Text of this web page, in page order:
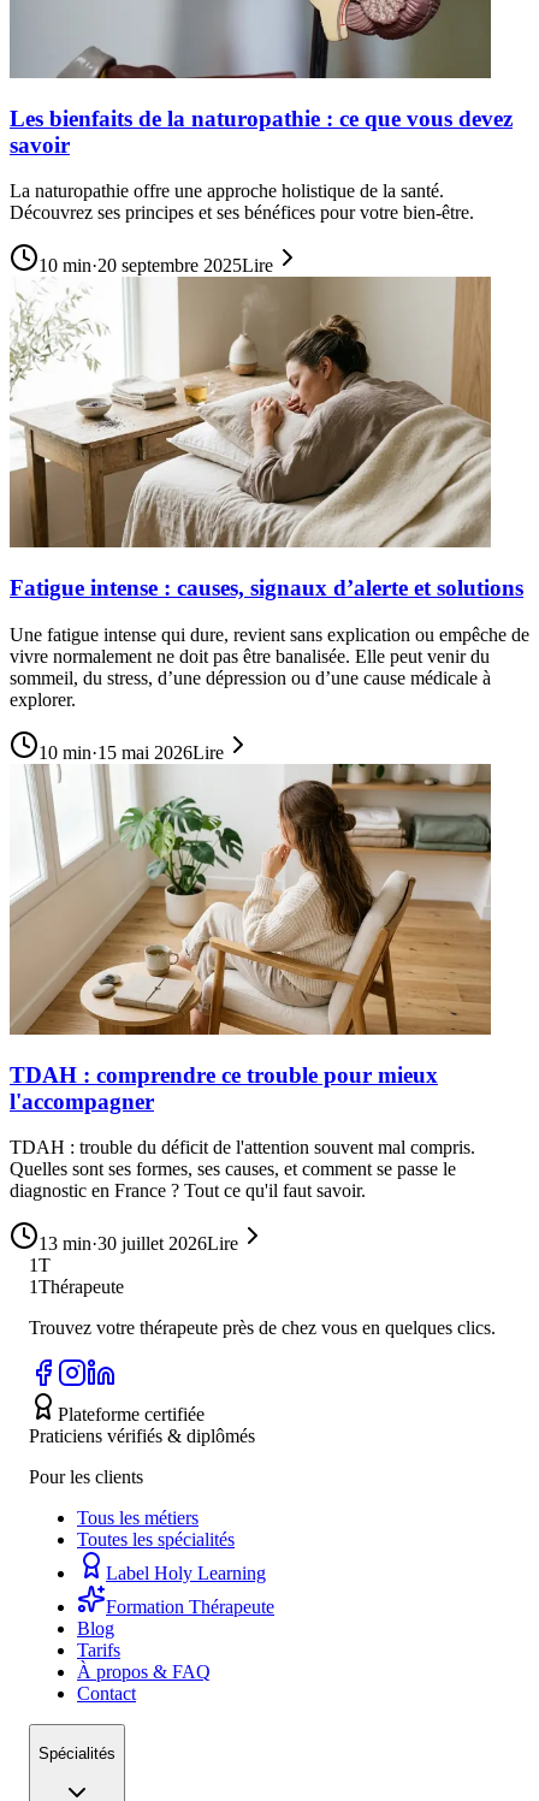
Les bienfaits de la naturopathie : ce que vous devez
savoir
La naturopathie offre une approche holistique de la santé.
Découvrez ses principes et ses bénéfices pour votre bien-être.
10 min·20 septembre 2025Lire
Fatigue intense : causes, signaux d’alerte et solutions
Une fatigue intense qui dure, revient sans explication ou empêche de
vivre normalement ne doit pas être banalisée. Elle peut venir du
sommeil, du stress, d’une dépression ou d’une cause médicale à
explorer.
10 min·15 mai 2026Lire
TDAH : comprendre ce trouble pour mieux
l'accompagner
TDAH : trouble du déficit de l'attention souvent mal compris.
Quelles sont ses formes, ses causes, et comment se passe le
diagnostic en France ? Tout ce qu'il faut savoir.
13 min·30 juillet 2026Lire
1T
1Thérapeute
Trouvez votre thérapeute près de chez vous en quelques clics.
Plateforme certifiée
Praticiens vérifiés & diplômés
Pour les clients
Tous les métiers
Toutes les spécialités
Label Holy Learning
Formation Thérapeute
Blog
Tarifs
À propos & FAQ
Contact
Spécialités